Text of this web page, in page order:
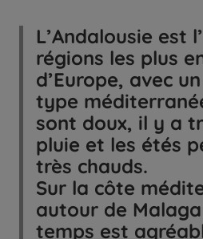
L’Andalousie est
régions les plus
d’Europe, avec
type
sont doux, il y a
pluie et les étés
très chauds.
Sur la côte
autour de
temps est